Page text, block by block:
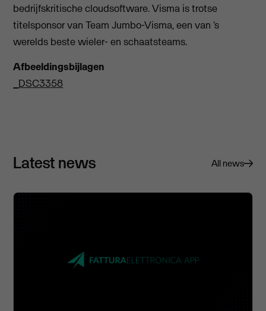
bedrijfskritische cloudsoftware. Visma is trotse
titelsponsor van Team Jumbo-Visma, een van ‘s
werelds beste wieler- en schaatsteams.
Afbeeldingsbijlagen
_DSC3358
Latest news All news